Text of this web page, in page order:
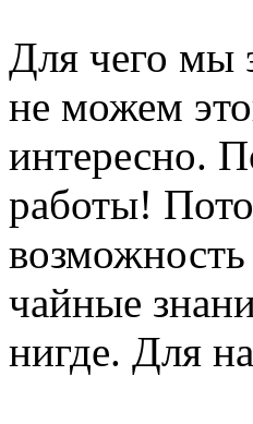
Для чего мы
не можем
интересно.
работы!
чайные
нигде. Для